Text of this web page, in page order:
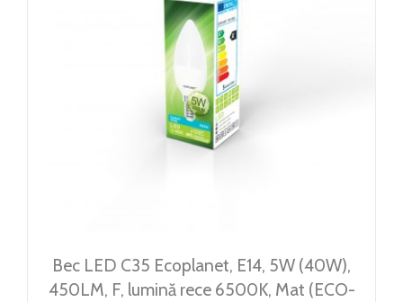
Bec LED C35 Ecoplanet, E14, 5W (40W),
450LM, F, lumină rece 6500K, Mat (ECO-